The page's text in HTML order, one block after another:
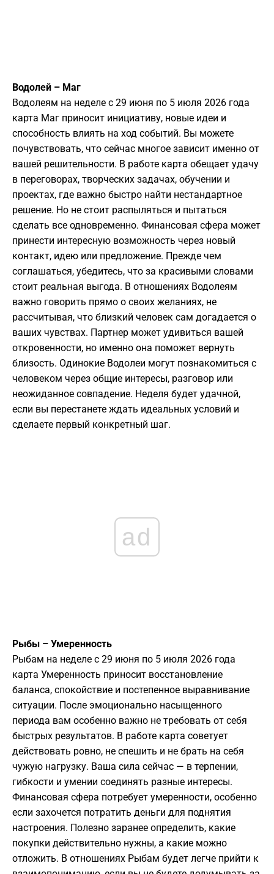
Водолей – Маг
Водолеям на неделе с 29 июня по 5 июля 2026 года
карта Маг приносит инициативу, новые идеи и
способность влиять на ход событий. Вы можете
почувствовать, что сейчас многое зависит именно от
вашей решительности. В работе карта обещает удачу
в переговорах, творческих задачах, обучении и
проектах, где важно быстро найти нестандартное
решение. Но не стоит распыляться и пытаться
сделать все одновременно. Финансовая сфера может
принести интересную возможность через новый
контакт, идею или предложение. Прежде чем
соглашаться, убедитесь, что за красивыми словами
стоит реальная выгода. В отношениях Водолеям
важно говорить прямо о своих желаниях, не
рассчитывая, что близкий человек сам догадается о
ваших чувствах. Партнер может удивиться вашей
откровенности, но именно она поможет вернуть
близость. Одинокие Водолеи могут познакомиться с
человеком через общие интересы, разговор или
неожиданное совпадение. Неделя будет удачной,
если вы перестанете ждать идеальных условий и
сделаете первый конкретный шаг.
ad
Рыбы – Умеренность
Рыбам на неделе с 29 июня по 5 июля 2026 года
карта Умеренность приносит восстановление
баланса, спокойствие и постепенное выравнивание
ситуации. После эмоционально насыщенного
периода вам особенно важно не требовать от себя
быстрых результатов. В работе карта советует
действовать ровно, не спешить и не брать на себя
чужую нагрузку. Ваша сила сейчас — в терпении,
гибкости и умении соединять разные интересы.
Финансовая сфера потребует умеренности, особенно
если захочется потратить деньги для поднятия
настроения. Полезно заранее определить, какие
покупки действительно нужны, а какие можно
отложить. В отношениях Рыбам будет легче прийти к